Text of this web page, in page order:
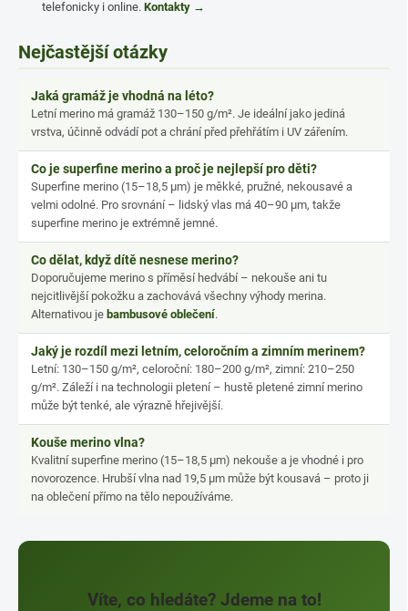
telefonicky i online. Kontakty →
Nejčastější otázky
Jaká gramáž je vhodná na léto?
Letní merino má gramáž 130–150 g/m². Je ideální jako jediná
vrstva, účinně odvádí pot a chrání před přehřátím i UV zářením.
Co je superfine merino a proč je nejlepší pro děti?
Superfine merino (15–18,5 µm) je měkké, pružné, nekousavé a
velmi odolné. Pro srovnání – lidský vlas má 40–90 µm, takže
superfine merino je extrémně jemné.
Co dělat, když dítě nesnese merino?
Doporučujeme merino s příměsí hedvábí – nekouše ani tu
nejcitlivější pokožku a zachovává všechny výhody merina.
Alternativou je bambusové oblečení.
Jaký je rozdíl mezi letním, celoročním a zimním merinem?
Letní: 130–150 g/m², celoroční: 180–200 g/m², zimní: 210–250
g/m². Záleží i na technologii pletení – hustě pletené zimní merino
může být tenké, ale výrazně hřejivější.
Kouše merino vlna?
Kvalitní superfine merino (15–18,5 µm) nekouše a je vhodné i pro
novorozence. Hrubší vlna nad 19,5 µm může být kousavá – proto ji
na oblečení přímo na tělo nepoužíváme.
Víte, co hledáte? Jdeme na to!